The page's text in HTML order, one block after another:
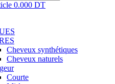
0.000 DT
Cheveux synthétiques
Cheveux naturels
Courte